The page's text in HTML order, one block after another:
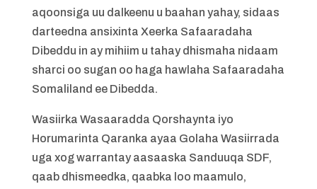
aqoonsiga uu dalkeenu u baahan yahay, sidaas
darteedna ansixinta Xeerka Safaaradaha
Dibeddu in ay mihiim u tahay dhismaha nidaam
sharci oo sugan oo haga hawlaha Safaaradaha
Somaliland ee Dibedda.
Wasiirka Wasaaradda Qorshaynta iyo
Horumarinta Qaranka ayaa Golaha Wasiirrada
uga xog warrantay aasaaska Sanduuqa SDF,
qaab dhismeedka, qaabka loo maamulo,